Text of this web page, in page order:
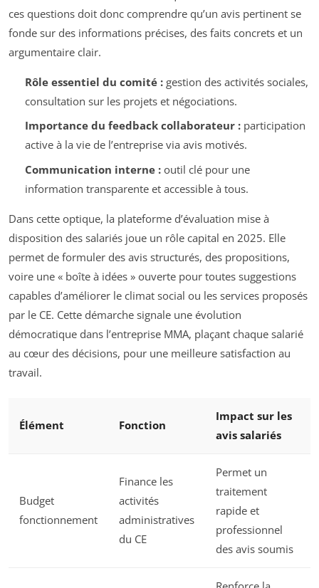
ces questions doit donc comprendre qu’un avis pertinent se
fonde sur des informations précises, des faits concrets et un
argumentaire clair.
Rôle essentiel du comité :gestion des activités sociales,
consultation sur les projets et négociations.
Importance du feedback collaborateur :participation
active à la vie de l’entreprise via avis motivés.
Communication interne :outil clé pour une
information transparente et accessible à tous.
Dans cette optique, la plateforme d’évaluation mise à
disposition des salariés joue un rôle capital en 2025. Elle
permet de formuler des avis structurés, des propositions,
voire une « boîte à idées » ouverte pour toutes suggestions
capables d’améliorer le climat social ou les services proposés
par le CE. Cette démarche signale une évolution
démocratique dans l’entreprise MMA, plaçant chaque salarié
au cœur des décisions, pour une meilleure satisfaction au
travail.
Élément Fonction
Impact sur les
avis salariés
Budget
fonctionnement
Finance les
activités
administratives
du CE
Permet un
traitement
rapide et
professionnel
des avis soumis